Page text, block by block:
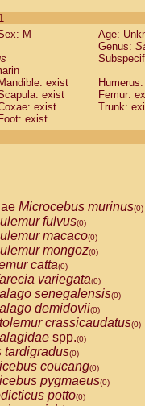
labiatus(0)
leucopus (0)
mystax
nigricollis (0)
oedipus
weddelli
spp.
capucinus
nigrivittatus
spp.(0)
boliviensis(0)
sciureus(0)
caraya(0)
fusca(0)
seniculus(0)
spp.(0)
belzebuth(0)
geoffroyi(0)
paniscus(0)
spp.(0)
lagothricha(0)
lagothricha cana
calvus
M
Age:
Genus:
Mandible: exist
exist
Femur:
exist
Trunk:
Foot: exist
Microcebus murinus(0)
fulvus(0)
macaco(0)
mongoz(0)
catta(0)
variegata(0)
senegalensis(0)
demidovii(0)
crassicaudatus(0)
spp.(0)
tardigradus(0)
coucang(0)
pygmaeus(0)
potto(0)